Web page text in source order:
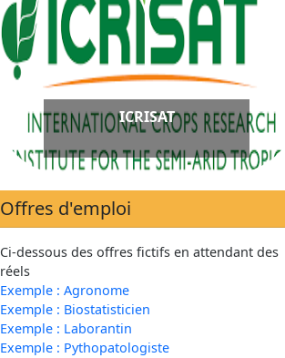
ICRISAT
Coopération
Luxembourgeoise au Mali
Offres d'emploi
Ci-dessous des offres fictifs en attendant des
réels
Exemple : Agronome
Exemple : Biostatisticien
Exemple : Laborantin
Exemple : Pythopatologiste